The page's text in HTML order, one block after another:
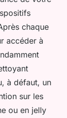
chaque
accéder à
à défaut, un
sur les
ou en jelly